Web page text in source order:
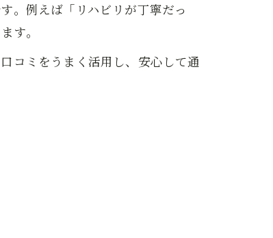
。例えば「リハビリが丁寧だっ
す。
コミをうまく活用し、安心して通